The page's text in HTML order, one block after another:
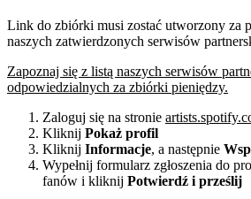
Link do zbiórki musi zostać utworzony za
naszych zatwierdzonych serwisów
Zapoznaj się z listą naszych serwisów
odpowiedzialnych za zbiórki pieniędzy.
Zaloguj się na stronie
Kliknij Pokaż profil
Kliknij Informacje, a następnie
Wypełnij formularz zgłoszenia do
fanów i kliknij Potwierdź i prześlij